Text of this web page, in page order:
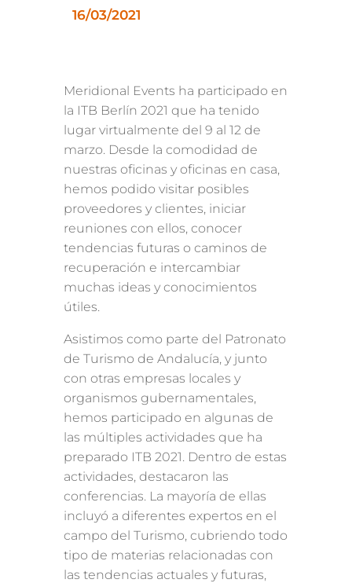
16/03/2021
Meridional Events ha participado en
la ITB Berlín 2021 que ha tenido
lugar virtualmente del 9 al 12 de
marzo. Desde la comodidad de
nuestras oficinas y oficinas en casa,
hemos podido visitar posibles
proveedores y clientes, iniciar
reuniones con ellos, conocer
tendencias futuras o caminos de
recuperación e intercambiar
muchas ideas y conocimientos
útiles.
Asistimos como parte del Patronato
de Turismo de Andalucía, y junto
con otras empresas locales y
organismos gubernamentales,
hemos participado en algunas de
las múltiples actividades que ha
preparado ITB 2021. Dentro de estas
actividades, destacaron las
conferencias. La mayoría de ellas
incluyó a diferentes expertos en el
campo del Turismo, cubriendo todo
tipo de materias relacionadas con
las tendencias actuales y futuras,